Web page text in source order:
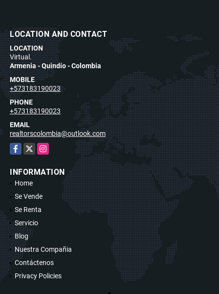
LOCATION AND CONTACT
LOCATION
Virtual.
Armenia - Quindío - Colombia
MOBILE
+573183190023
PHONE
+573183190023
EMAIL
realtorscolombia@outlook.com
Facebook
X Instagram
INFORMATION
Home
Se Vende
Se Renta
Servicio
Blog
Nuestra Compañia
Contáctenos
Privacy Policies